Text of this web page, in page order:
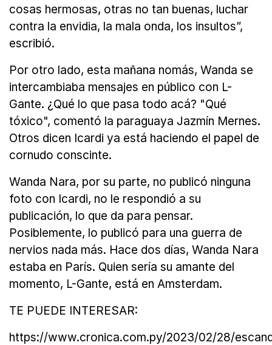
cosas hermosas, otras no tan buenas, luchar
contra la envidia, la mala onda, los insultos”,
escribió.
Por otro lado, esta mañana nomás, Wanda se
intercambiaba mensajes en público con L-
Gante. ¿Qué lo que pasa todo acá? "Qué
tóxico", comentó la paraguaya Jazmín Mernes.
Otros dicen Icardi ya está haciendo el papel de
cornudo conscinte.
Wanda Nara, por su parte, no publicó ninguna
foto con Icardi, no le respondió a su
publicación, lo que da para pensar.
Posiblemente, lo publicó para una guerra de
nervios nada más. Hace dos días, Wanda Nara
estaba en París. Quien sería su amante del
momento, L-Gante, está en Amsterdam.
TE PUEDE INTERESAR:
https://www.cronica.com.py/2023/02/28/